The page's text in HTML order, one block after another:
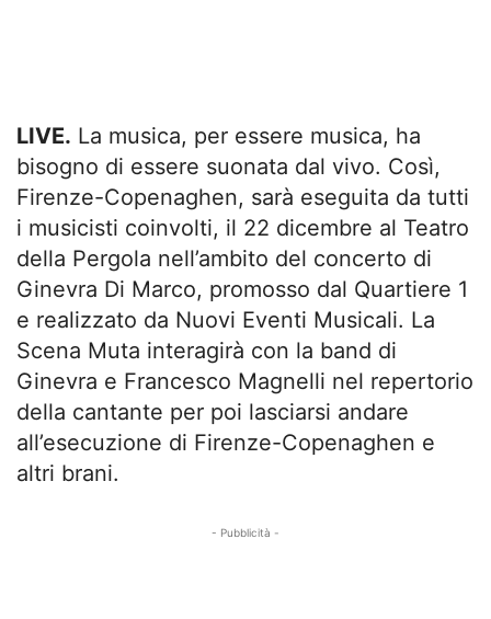
LIVE. La musica, per essere musica, ha
bisogno di essere suonata dal vivo. Così,
Firenze-Copenaghen, sarà eseguita da tutti
i musicisti coinvolti, il 22 dicembre al Teatro
della Pergola nell’ambito del concerto di
Ginevra Di Marco, promosso dal Quartiere 1
e realizzato da Nuovi Eventi Musicali. La
Scena Muta interagirà con la band di
Ginevra e Francesco Magnelli nel repertorio
della cantante per poi lasciarsi andare
all’esecuzione di Firenze-Copenaghen e
altri brani.
- Pubblicità -